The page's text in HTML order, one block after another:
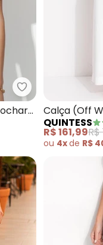
(Jeans Escuro)
Quintess -
Calça (Off
QUINTESS
R$ 161,99R$
ou 4xde R$